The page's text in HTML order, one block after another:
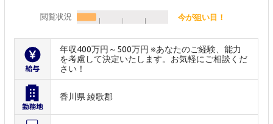
閲覧状況 今が狙い目！
年収400万円～500万円 ※あなたのご経験、能力
を考慮して決定いたします。お気軽にご相談くだ
さい！
香川県 綾歌郡